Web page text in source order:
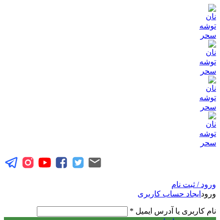
ورود / ثبت نام
ورود ایجاد حساب کاربری
نام کاربری یا آدرس ایمیل *